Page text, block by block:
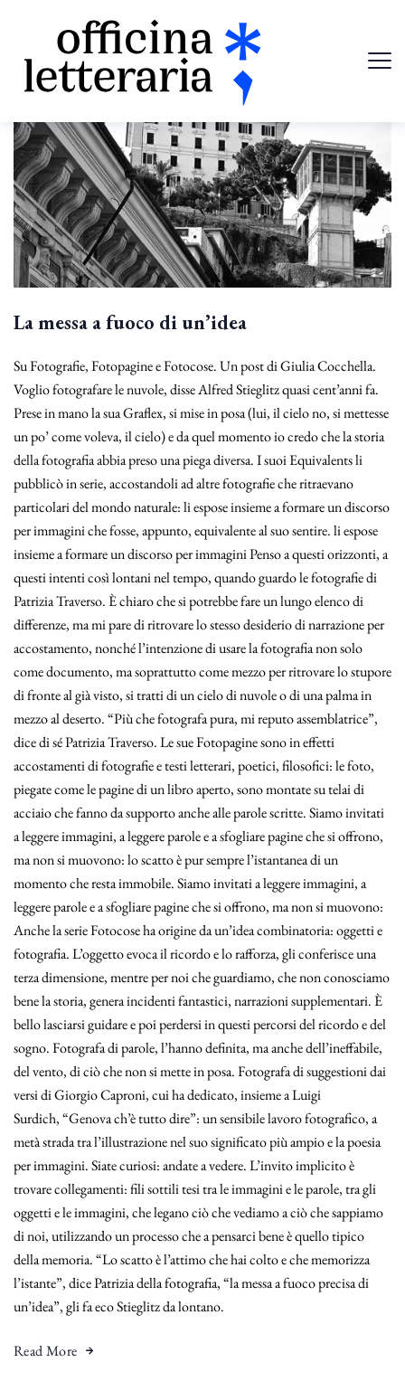
La messa a fuoco di un’idea
Su Fotografie, Fotopagine e Fotocose. Un post di Giulia Cocchella.
Voglio fotografare le nuvole, disse Alfred Stieglitz quasi cent’anni fa.
Prese in mano la sua Graflex, si mise in posa (lui, il cielo no, si mettesse
un po’ come voleva, il cielo) e da quel momento io credo che la storia
della fotografia abbia preso una piega diversa. I suoi Equivalents li
pubblicò in serie, accostandoli ad altre fotografie che ritraevano
particolari del mondo naturale: li espose insieme a formare un discorso
per immagini che fosse, appunto, equivalente al suo sentire. li espose
insieme a formare un discorso per immagini Penso a questi orizzonti, a
questi intenti così lontani nel tempo, quando guardo le fotografie di
Patrizia Traverso. È chiaro che si potrebbe fare un lungo elenco di
differenze, ma mi pare di ritrovare lo stesso desiderio di narrazione per
accostamento, nonché l’intenzione di usare la fotografia non solo
come documento, ma soprattutto come mezzo per ritrovare lo stupore
di fronte al già visto, si tratti di un cielo di nuvole o di una palma in
mezzo al deserto. “Più che fotografa pura, mi reputo assemblatrice”,
dice di sé Patrizia Traverso. Le sue Fotopagine sono in effetti
accostamenti di fotografie e testi letterari, poetici, filosofici: le foto,
piegate come le pagine di un libro aperto, sono montate su telai di
acciaio che fanno da supporto anche alle parole scritte. Siamo invitati
a leggere immagini, a leggere parole e a sfogliare pagine che si offrono,
ma non si muovono: lo scatto è pur sempre l’istantanea di un
momento che resta immobile. Siamo invitati a leggere immagini, a
leggere parole e a sfogliare pagine che si offrono, ma non si muovono:
Anche la serie Fotocose ha origine da un’idea combinatoria: oggetti e
fotografia. L’oggetto evoca il ricordo e lo rafforza, gli conferisce una
terza dimensione, mentre per noi che guardiamo, che non conosciamo
bene la storia, genera incidenti fantastici, narrazioni supplementari. È
bello lasciarsi guidare e poi perdersi in questi percorsi del ricordo e del
sogno. Fotografa di parole, l’hanno definita, ma anche dell’ineffabile,
del vento, di ciò che non si mette in posa. Fotografa di suggestioni dai
versi di Giorgio Caproni, cui ha dedicato, insieme a Luigi
Surdich, “Genova ch’è tutto dire”: un sensibile lavoro fotografico, a
metà strada tra l’illustrazione nel suo significato più ampio e la poesia
per immagini. Siate curiosi: andate a vedere. L’invito implicito è
trovare collegamenti: fili sottili tesi tra le immagini e le parole, tra gli
oggetti e le immagini, che legano ciò che vediamo a ciò che sappiamo
di noi, utilizzando un processo che a pensarci bene è quello tipico
della memoria. “Lo scatto è l’attimo che hai colto e che memorizza
l’istante”, dice Patrizia della fotografia, “la messa a fuoco precisa di
un’idea”, gli fa eco Stieglitz da lontano.
Read More